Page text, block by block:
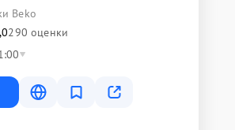
Beko
290 оценки